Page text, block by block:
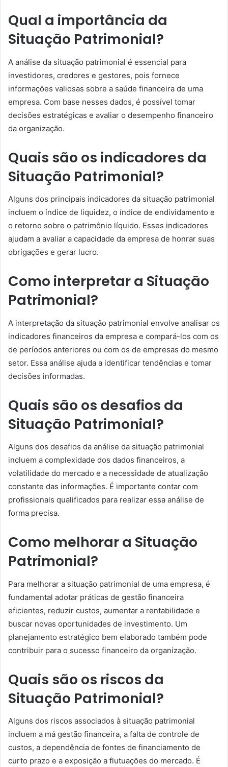
Qual a importância da
Situação Patrimonial?
A análise da situação patrimonial é essencial para
investidores, credores e gestores, pois fornece
informações valiosas sobre a saúde financeira de uma
empresa. Com base nesses dados, é possível tomar
decisões estratégicas e avaliar o desempenho financeiro
da organização.
Quais são os indicadores da
Situação Patrimonial?
Alguns dos principais indicadores da situação patrimonial
incluem o índice de liquidez, o índice de endividamento e
o retorno sobre o patrimônio líquido. Esses indicadores
ajudam a avaliar a capacidade da empresa de honrar suas
obrigações e gerar lucro.
Como interpretar a Situação
Patrimonial?
A interpretação da situação patrimonial envolve analisar os
indicadores financeiros da empresa e compará-los com os
de períodos anteriores ou com os de empresas do mesmo
setor. Essa análise ajuda a identificar tendências e tomar
decisões informadas.
Quais são os desafios da
Situação Patrimonial?
Alguns dos desafios da análise da situação patrimonial
incluem a complexidade dos dados financeiros, a
volatilidade do mercado e a necessidade de atualização
constante das informações. É importante contar com
profissionais qualificados para realizar essa análise de
forma precisa.
Como melhorar a Situação
Patrimonial?
Para melhorar a situação patrimonial de uma empresa, é
fundamental adotar práticas de gestão financeira
eficientes, reduzir custos, aumentar a rentabilidade e
buscar novas oportunidades de investimento. Um
planejamento estratégico bem elaborado também pode
contribuir para o sucesso financeiro da organização.
Quais são os riscos da
Situação Patrimonial?
Alguns dos riscos associados à situação patrimonial
incluem a má gestão financeira, a falta de controle de
custos, a dependência de fontes de financiamento de
curto prazo e a exposição a flutuações do mercado. É